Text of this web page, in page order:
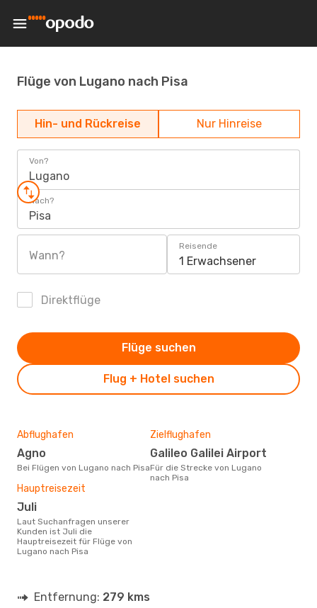
Flüge von Lugano nach Pisa
Hin- und Rückreise Nur Hinreise
Von?
Lugano
Nach?
Pisa
Wann?
Reisende
1 Erwachsener
Direktflüge
Flug + Hotel suchen
Flüge suchen
Abflughafen
Agno
Bei Flügen von Lugano nach Pisa
Zielflughafen
Galileo Galilei Airport
Für die Strecke von Lugano
nach Pisa
Hauptreisezeit
Juli
Laut Suchanfragen unserer
Kunden ist Juli die
Hauptreisezeit für Flüge von
Lugano nach Pisa
Entfernung: 279 kms